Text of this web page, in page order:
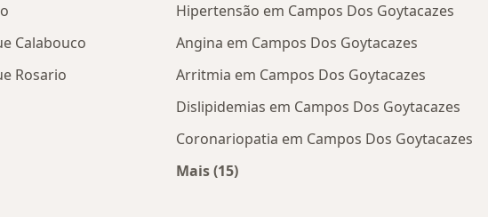
Calabouco
Rosario
Hipertensão em Campos Dos Goytacazes
Angina em Campos Dos Goytacazes
Arritmia em Campos Dos Goytacazes
Dislipidemias em Campos Dos Goytacazes
Coronariopatia em Campos Dos Goytacazes
Mais (15)